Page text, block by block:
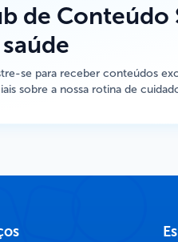
de Conteúdo
se para receber conteúdos
sobre a nossa rotina de